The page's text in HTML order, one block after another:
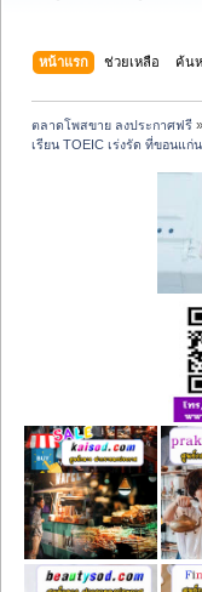
หน้าแรก ช่วยเหลือ ค้น
ตลาดโพสขาย ลงประกาศฟรี »
เรียน TOEIC เร่งรัด ที่ขอนแ